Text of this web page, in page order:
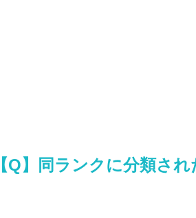
【Q】同ランクに分類さ